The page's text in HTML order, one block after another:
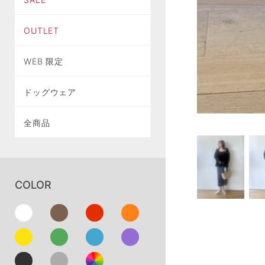
OUTLET
WEB 限定
ドッグウェア
全商品
COLOR